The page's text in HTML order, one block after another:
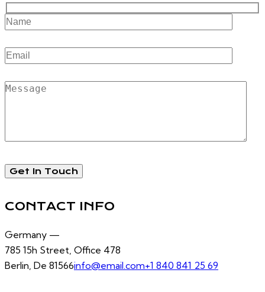
CONTACT INFO
Germany —
785 15h Street, Office 478
Berlin, De 81566info@email.com+1 840 841 25 69